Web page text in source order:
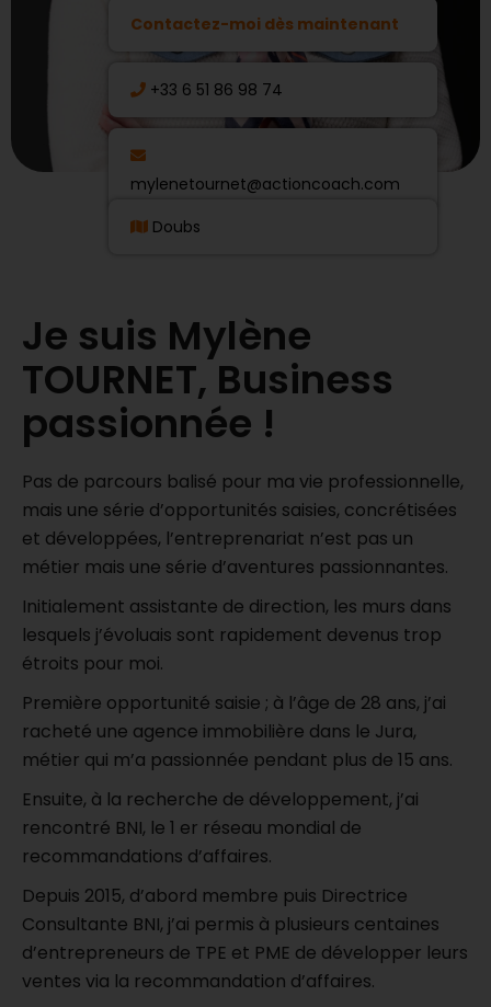
Contactez-moi dès maintenant
+33 6 51 86 98 74
mylenetournet@actioncoach.com
Doubs
Je suis Mylène
TOURNET, Business
passionnée !
Pas de parcours balisé pour ma vie professionnelle,
mais une série d’opportunités saisies, concrétisées
et développées, l’entreprenariat n’est pas un
métier mais une série d’aventures passionnantes.
Initialement assistante de direction, les murs dans
lesquels j’évoluais sont rapidement devenus trop
étroits pour moi.
Première opportunité saisie ; à l’âge de 28 ans, j’ai
racheté une agence immobilière dans le Jura,
métier qui m’a passionnée pendant plus de 15 ans.
Ensuite, à la recherche de développement, j’ai
rencontré BNI, le 1 er réseau mondial de
recommandations d’affaires.
Depuis 2015, d’abord membre puis Directrice
Consultante BNI, j’ai permis à plusieurs centaines
d’entrepreneurs de TPE et PME de développer leurs
ventes via la recommandation d’affaires.